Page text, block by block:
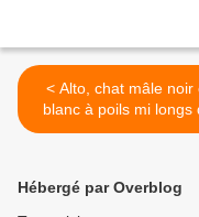
< Alto, chat mâle noir et
blanc à poils mi longs
2022, à l'adoption ->
Hébergé par Overblog